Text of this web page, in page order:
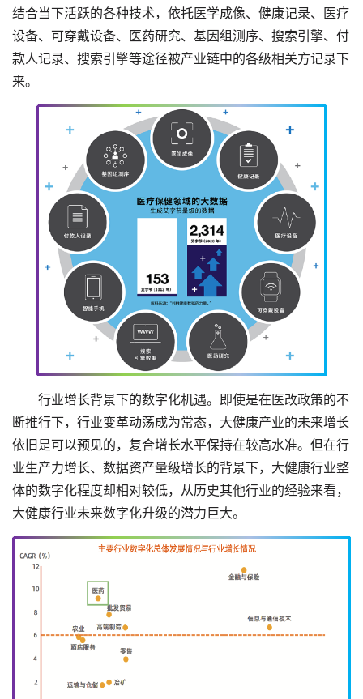
结合当下活跃的各种技术，依托医学成像、健康记录、医疗
设备、可穿戴设备、医药研究、基因组测序、搜索引擎、付
款人记录、搜索引擎等途径被产业链中的各级相关方记录下
来。
行业增长背景下的数字化机遇。即使是在医改政策的不
断推行下，行业变革动荡成为常态，大健康产业的未来增长
依旧是可以预见的，复合增长水平保持在较高水准。但在行
业生产力增长、数据资产量级增长的背景下，大健康行业整
体的数字化程度却相对较低，从历史其他行业的经验来看，
大健康行业未来数字化升级的潜力巨大。